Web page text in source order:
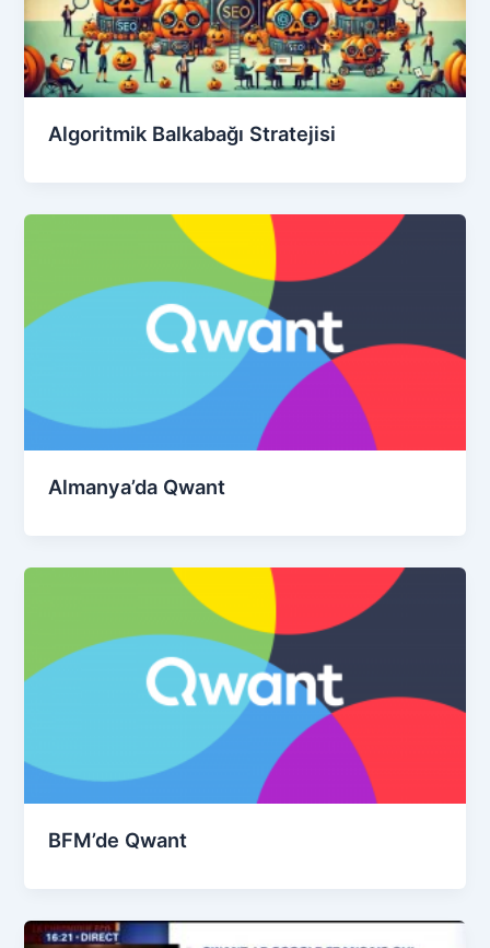
Algoritmik Balkabağı Stratejisi
Almanya’da Qwant
BFM’de Qwant